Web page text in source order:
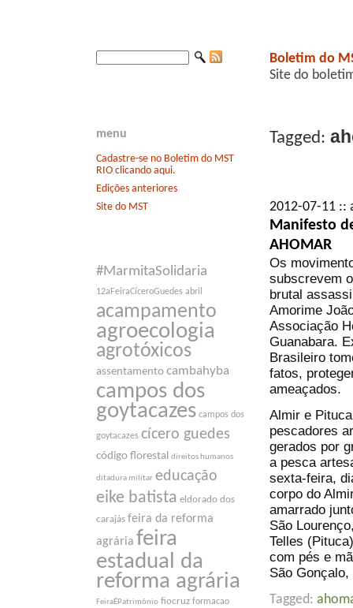
menu
Cadastre-se no Boletim do MST
RIO clicando aqui.
Edições anteriores
Site do MST
#MarmitaSolidaria
12aFeiraCíceroGuedes abril
acampamento
agroecologia
agrotóxicos
assentamento cambahyba
campos dos
goytacazes campos dos
goytacazes cícero guedes
código florestal direitos humanos
ditadura militar educação
eike batista eldorado dos
carajás feira da reforma
agrária feira
estadual da
reforma agrária
FeiraÉPatrimônio fiocruz formacao
Boletim do
Site do
Tagged:
2012-07-11
Manifesto
AHOMAR
Os
subscrevem
brutal
Amorime
Associação
Guanabara.
Brasileiro
fatos,
ameaçados.
Almir e
pescadores
gerados por
a pesca
sexta-feira,
corpo do
amarrado
São
Telles
com pés e
São
Tagged: